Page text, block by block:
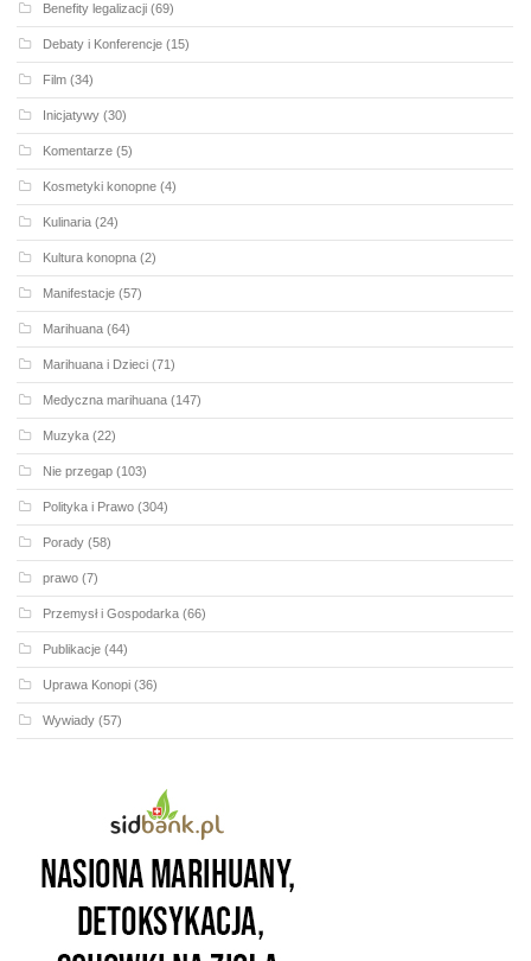
Benefity legalizacji (69)
Debaty i Konferencje (15)
Film (34)
Inicjatywy (30)
Komentarze (5)
Kosmetyki konopne (4)
Kulinaria (24)
Kultura konopna (2)
Manifestacje (57)
Marihuana (64)
Marihuana i Dzieci (71)
Medyczna marihuana (147)
Muzyka (22)
Nie przegap (103)
Polityka i Prawo (304)
Porady (58)
prawo (7)
Przemysł i Gospodarka (66)
Publikacje (44)
Uprawa Konopi (36)
Wywiady (57)